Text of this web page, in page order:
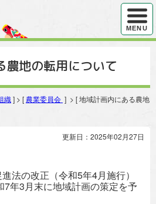
ハンバ
MENU
農地の転用について
織 ] > [ 農業委員会 ] > [ 地域計画内にある農地
更新日：2025年02月27日
法の改正（令和5年4月施行）
7年3月末に地域計画の策定を予